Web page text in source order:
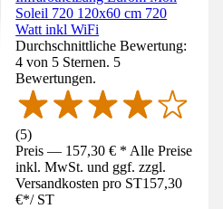
Soleil 720 120x60 cm 720
Watt inkl WiFi
Durchschnittliche Bewertung:
4 von 5 Sternen. 5
Bewertungen.
(5)
Preis — 157,30 € * Alle Preise
inkl. MwSt. und ggf. zzgl.
Versandkosten pro ST157,30
€*/ ST